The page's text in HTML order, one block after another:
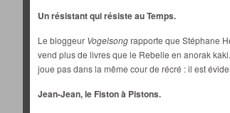
Un résistant qui résiste au Temps.
Le bloggeur Vogelsongrapporte que Stéphane
vend plus de livres que le Rebelle en anorak
joue pas dans la même cour de récré : il est
Jean-Jean, le Fiston à Pistons.